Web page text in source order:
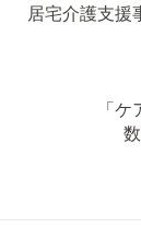
居宅介護支援
「